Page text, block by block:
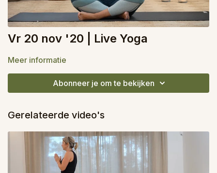
Vr 20 nov '20 | Live Yoga
Meer informatie
Abonneer je om te bekijken
Gerelateerde video's